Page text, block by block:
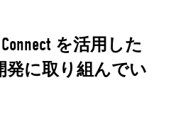
を活用した
発に取り組んでい